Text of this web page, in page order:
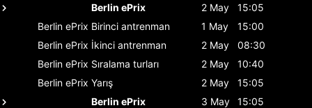
Berlin ePrix
2 May
15:05
Berlin ePrix Birinci antrenman 1 May
15:00
Berlin ePrix İkinci antrenman 2 May
08:30
Berlin ePrix Sıralama turları 2 May
10:40
Berlin ePrix Yarış 2 May
15:05
Berlin ePrix
3 May
15:05